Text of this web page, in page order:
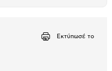
Εκτύπωσέ το